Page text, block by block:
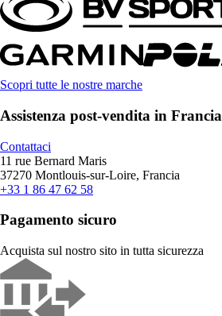
Scopri tutte le nostre marche
Assistenza post-vendita in Francia
Contattaci
11 rue Bernard Maris
37270 Montlouis-sur-Loire, Francia
+33 1 86 47 62 58
Pagamento sicuro
Acquista sul nostro sito in tutta sicurezza